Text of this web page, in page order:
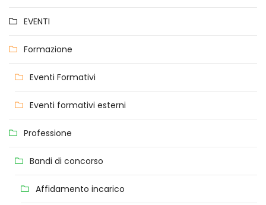
EVENTI
Formazione
Eventi Formativi
Eventi formativi esterni
Professione
Bandi di concorso
Affidamento incarico